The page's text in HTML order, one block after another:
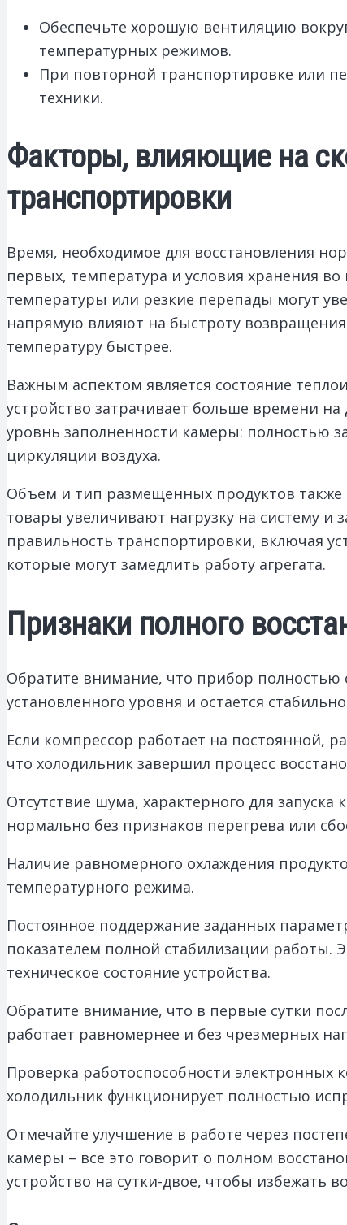
Обеспечьте хорошую вентиляцию
температурных режимов.
При повторной транспортировке или
техники.
Факторы, влияющие на
транспортировки
Время, необходимое для восстановления
первых, температура и условия хранения
температуры или резкие перепады могут
напрямую влияют на быстроту
температуру быстрее.
Важным аспектом является состояние
устройство затрачивает больше времени
уровнь заполненности камеры: полностью
циркуляции воздуха.
Объем и тип размещенных продуктов
товары увеличивают нагрузку на систему и
правильность транспортировки, включая
которые могут замедлить работу агрегата.
Признаки полного
Обратите внимание, что прибор полностью
установленного уровня и остается
Если компрессор работает на постоянной,
что холодильник завершил процесс
Отсутствие шума, характерного для
нормально без признаков перегрева или
Наличие равномерного охлаждения
температурного режима.
Постоянное поддержание заданных
показателем полной стабилизации работы.
техническое состояние устройства.
Обратите внимание, что в первые сутки
работает равномернее и без чрезмерных
Проверка работоспособности электронных
холодильник функционирует полностью
Отмечайте улучшение в работе через
камеры – все это говорит о полном
устройство на сутки-двое, чтобы избежать